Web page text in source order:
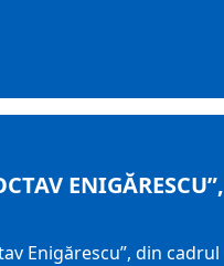
ENIGĂRESCU”,
Enigărescu”, din cadrul